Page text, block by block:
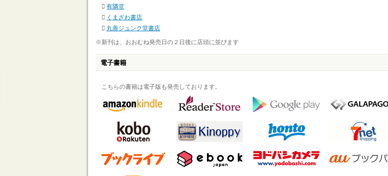
有隣堂
くまざわ書店
丸善ジュンク堂書店
※新刊は、おおむね発売日の２日後に店頭に並びます
電子書籍
こちらの書籍は電子版も発売しております。